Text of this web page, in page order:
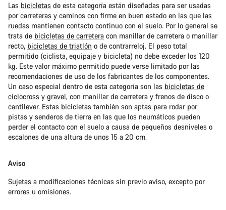
Las bicicletas de esta categoría están diseñadas para ser usadas
por carreteras y caminos con firme en buen estado en las que las
ruedas mantienen contacto continuo con el suelo. Por lo general se
trata de bicicletas de carretera con manillar de carretera o manillar
recto, bicicletas de triatlón o de contrarreloj. El peso total
permitido (ciclista, equipaje y bicicleta) no debe exceder los 120
kg. Este valor máximo permitido puede verse limitado por las
recomendaciones de uso de los fabricantes de los componentes.
Un caso especial dentro de esta categoría son las bicicletas de
ciclocross y gravel, con manillar de carretera y frenos de disco o
cantilever. Estas bicicletas también son aptas para rodar por
pistas y senderos de tierra en las que los neumáticos pueden
perder el contacto con el suelo a causa de pequeños desniveles o
escalones de una altura de unos 15 a 20 cm.
Aviso
Sujetas a modificaciones técnicas sin previo aviso, excepto por
errores u omisiones.